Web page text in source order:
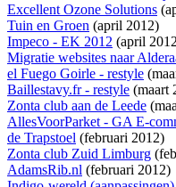
Excellent Ozone Solutions
Tuin en Groen (april 2012)
Impeco - EK 2012 (april
Migratie websites naar
el Fuego Goirle - restyle
Baillestavy.fr - restyle (maart
Zonta club aan de Leede
AllesVoorParket - GA E-
de Trapstoel (februari 2012)
Zonta club Zuid Limburg
AdamsRib.nl (februari 2012)